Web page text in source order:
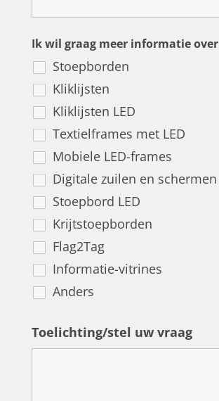
Ik wil graag meer informatie over
Stoepborden
Kliklijsten
Kliklijsten LED
Textielframes met LED
Mobiele LED-frames
Digitale zuilen en schermen
Stoepbord LED
Krijtstoepborden
Flag2Tag
Informatie-vitrines
Anders
Toelichting/stel uw vraag